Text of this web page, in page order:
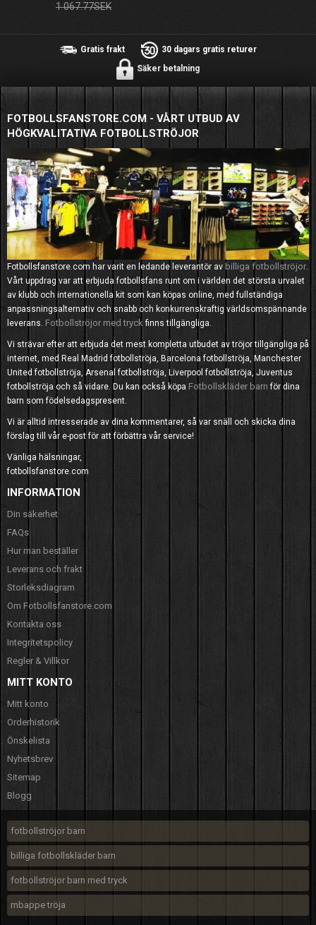
1 067.77SEK
Gratis frakt
30 dagars gratis returer
Säker betalning
FOTBOLLSFANSTORE.COM - VÅRT UTBUD AV
HÖGKVALITATIVA FOTBOLLSTRÖJOR
Fotbollsfanstore.com har varit en ledande leverantör av billiga fotbollströjor
Vårt uppdrag var att erbjuda fotbollsfans runt om i världen det största urvalet
av klubb och internationella kit som kan köpas online, med fullständiga
anpassningsalternativ och snabb och konkurrenskraftig världsomspännande
leverans. Fotbollströjor med tryck finns tillgängliga.
Vi strävar efter att erbjuda det mest kompletta utbudet av tröjor tillgängliga på
internet, med Real Madrid fotbollströja, Barcelona fotbollströja, Manchester
United fotbollströja, Arsenal fotbollströja, Liverpool fotbollströja, Juventus
fotbollströja och så vidare. Du kan också köpa Fotbollskläder barn för dina
barn som födelsedagspresent.
Vi är alltid intresserade av dina kommentarer, så var snäll och skicka dina
förslag till vår e-post för att förbättra vår service!
Vänliga hälsningar,
fotbollsfanstore.com
INFORMATION
Din säkerhet
FAQs
Hur man beställer
Leverans och frakt
Storleksdiagram
Om Fotbollsfanstore.com
Kontakta oss
Integritetspolicy
Regler & Villkor
MITT KONTO
Mitt konto
Orderhistorik
Önskelista
Nyhetsbrev
Sitemap
Blogg
fotbollströjor barn
billiga fotbollskläder barn
fotbollströjor barn med tryck
mbappe tröja